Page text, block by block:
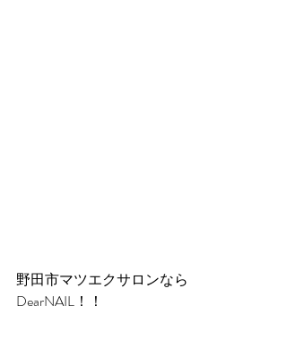
野田市マツエクサロンなら
DearNAIL！！